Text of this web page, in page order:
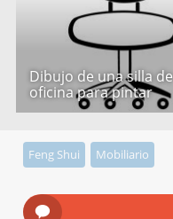
Dibujo de una silla de
oficina para pintar
Feng Shui Mobiliario